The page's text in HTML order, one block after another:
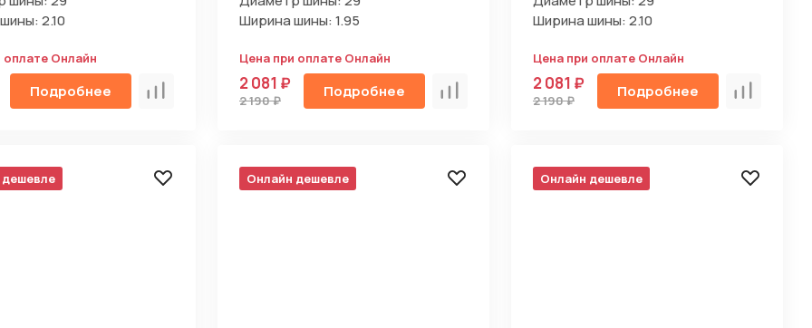
2.10
оплате Онлайн
Подробнее Сравнить
Ширина шины: 1.95
Цена при оплате Онлайн
2 081 ₽
2 190 ₽ Подробнее Сравнить
Ширина шины: 2.10
Цена при оплате Онлайн
2 081 ₽
2 190 ₽ Подробнее Сравнить
Онлайн дешевле Онлайн дешевле